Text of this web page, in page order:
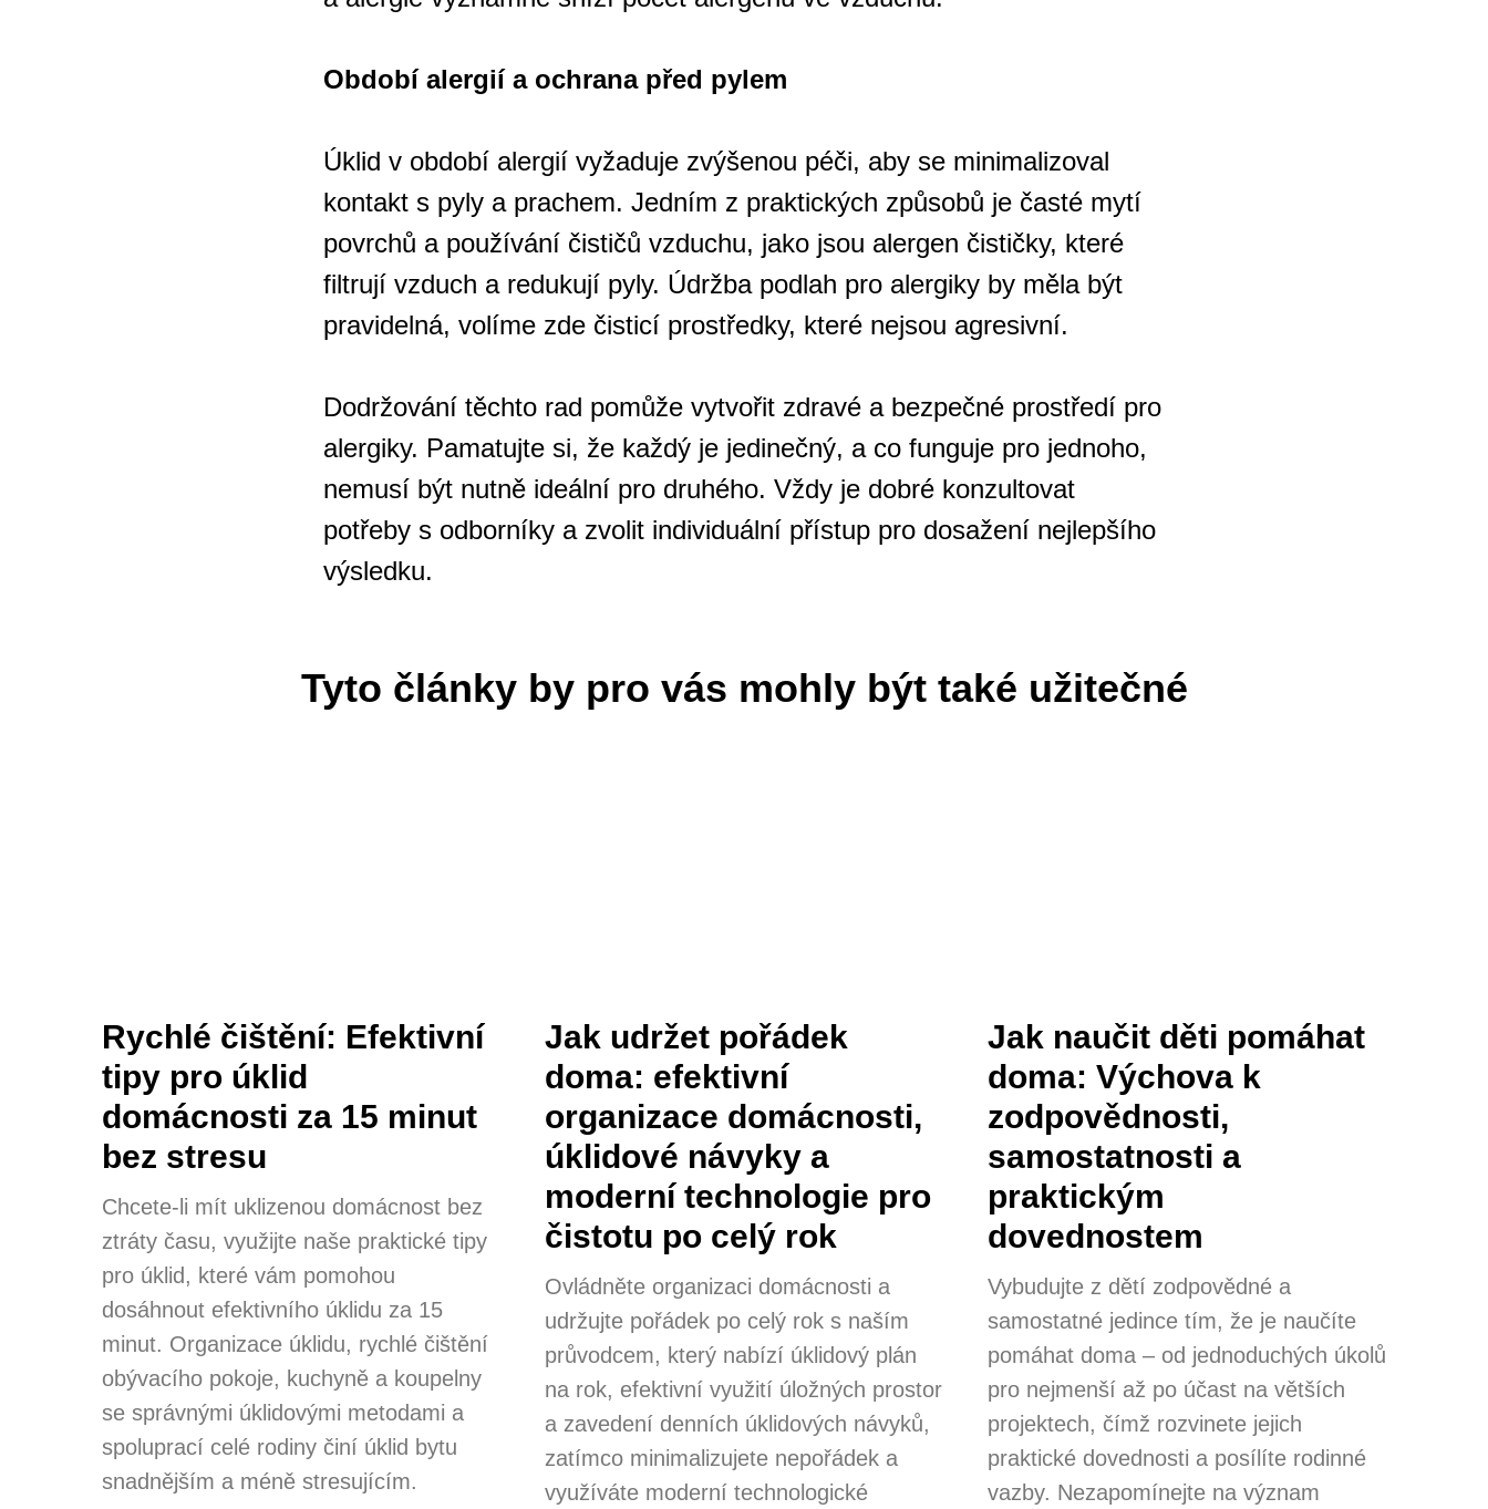
Období alergií a ochrana před pylem
Úklid v období alergií vyžaduje zvýšenou péči, aby se minimalizoval
kontakt s pyly a prachem. Jedním z praktických způsobů je časté mytí
povrchů a používání čističů vzduchu, jako jsou alergen čističky, které
filtrují vzduch a redukují pyly. Údržba podlah pro alergiky by měla být
pravidelná, volíme zde čisticí prostředky, které nejsou agresivní.
Dodržování těchto rad pomůže vytvořit zdravé a bezpečné prostředí pro
alergiky. Pamatujte si, že každý je jedinečný, a co funguje pro jednoho,
nemusí být nutně ideální pro druhého. Vždy je dobré konzultovat
potřeby s odborníky a zvolit individuální přístup pro dosažení nejlepšího
výsledku.
Tyto články by pro vás mohly být také užitečné
Rychlé čištění: Efektivní
tipy pro úklid
domácnosti za 15 minut
bez stresu
Chcete-li mít uklizenou domácnost bez
ztráty času, využijte naše praktické tipy
pro úklid, které vám pomohou
dosáhnout efektivního úklidu za 15
minut. Organizace úklidu, rychlé čištění
obývacího pokoje, kuchyně a koupelny
se správnými úklidovými metodami a
spoluprací celé rodiny činí úklid bytu
snadnějším a méně stresujícím.
Jak udržet pořádek
doma: efektivní
organizace domácnosti,
úklidové návyky a
moderní technologie pro
čistotu po celý rok
Ovládněte organizaci domácnosti a
udržujte pořádek po celý rok s naším
průvodcem, který nabízí úklidový plán
na rok, efektivní využití úložných prostor
a zavedení denních úklidových návyků,
zatímco minimalizujete nepořádek a
využíváte moderní technologické
Jak naučit děti pomáhat
doma: Výchova k
zodpovědnosti,
samostatnosti a
praktickým
dovednostem
Vybudujte z dětí zodpovědné a
samostatné jedince tím, že je naučíte
pomáhat doma – od jednoduchých úkolů
pro nejmenší až po účast na větších
projektech, čímž rozvinete jejich
praktické dovednosti a posílíte rodinné
vazby. Nezapomínejte na význam